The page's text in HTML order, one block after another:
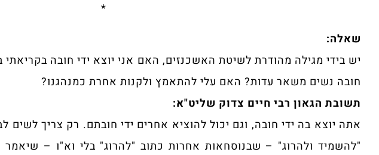
*
שאלה:
יש בידי מגילה מהודרת לשיטת האשכנזים, האם אני יוצא ידי חובה בקריאתי
חובה נשים משאר עדות? האם עלי להתאמץ ולקנות אחרת כמנהגנו?
תשובת הגאון רבי חיים צדוק שליט"א:
אתה יוצא בה ידי חובה, וגם יכול להוציא אחרים ידי חובתם. רק צריך לשים
"להשמיד ולהרוג" – שבנוסחאות אחרות כתוב "להרוג" בלי וא"ו –